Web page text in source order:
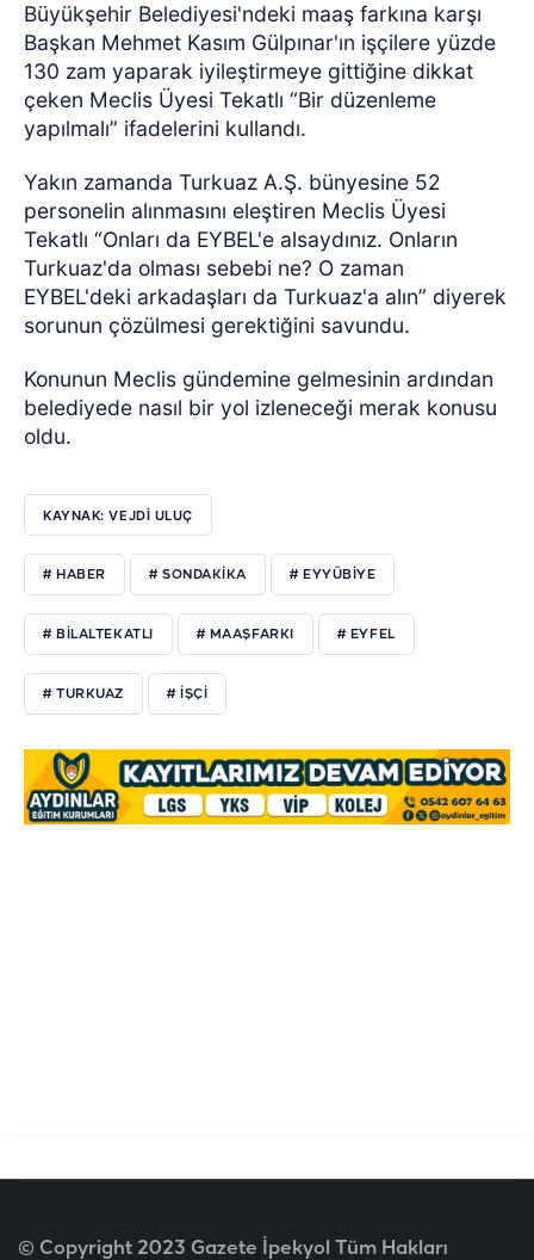
Büyükşehir Belediyesi'ndeki maaş farkına karşı
Başkan Mehmet Kasım Gülpınar'ın işçilere yüzde
130 zam yaparak iyileştirmeye gittiğine dikkat
çeken Meclis Üyesi Tekatlı “Bir düzenleme
yapılmalı” ifadelerini kullandı.
Yakın zamanda Turkuaz A.Ş. bünyesine 52
personelin alınmasını eleştiren Meclis Üyesi
Tekatlı “Onları da EYBEL'e alsaydınız. Onların
Turkuaz'da olması sebebi ne? O zaman
EYBEL'deki arkadaşları da Turkuaz'a alın” diyerek
sorunun çözülmesi gerektiğini savundu.
Konunun Meclis gündemine gelmesinin ardından
belediyede nasıl bir yol izleneceği merak konusu
oldu.
KAYNAK: VEJDI ULUÇ
# HABER # SONDAKIKA # EYYÜBIYE
# BILALTEKATLI # MAAŞFARKI # EYFEL
# TURKUAZ # IŞÇI
© Copyright 2023 Gazete İpekyol Tüm Hakları